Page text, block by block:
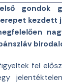
gondok
fel